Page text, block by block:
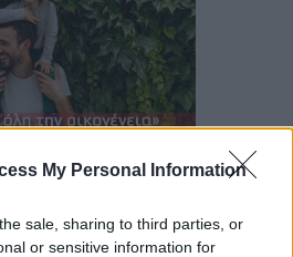
My Personal Information
sale, sharing to third parties, or
or sensitive information for